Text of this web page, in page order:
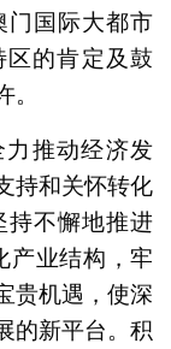
门国际大都市
区的肯定及鼓
推动经济发
持和关怀转化
持不懈地推进
产业结构，牢
贵机遇，使深
的新平台。积